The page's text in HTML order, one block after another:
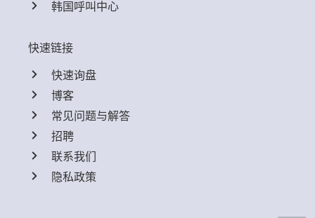
韩国呼叫中心
快速链接
快速询盘
博客
常见问题与解答
招聘
联系我们
隐私政策